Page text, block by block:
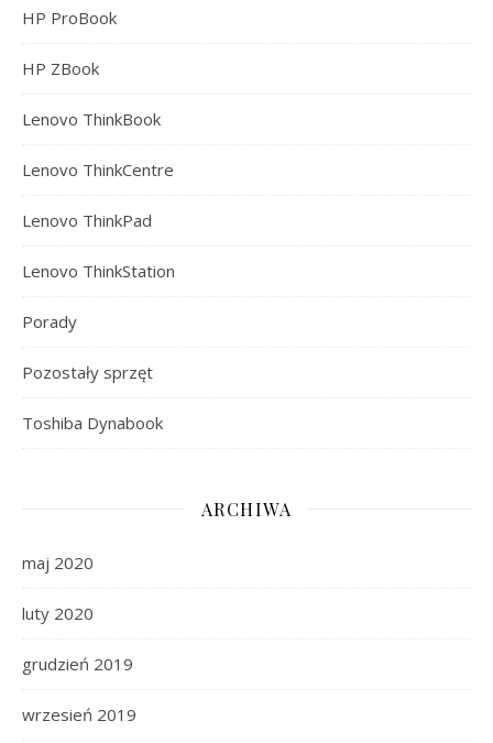
HP ProBook
HP ZBook
Lenovo ThinkBook
Lenovo ThinkCentre
Lenovo ThinkPad
Lenovo ThinkStation
Porady
Pozostały sprzęt
Toshiba Dynabook
ARCHIWA
maj 2020
luty 2020
grudzień 2019
wrzesień 2019